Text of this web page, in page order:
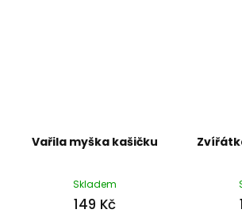
Vařila myška kašičku
Skladem
149 Kč